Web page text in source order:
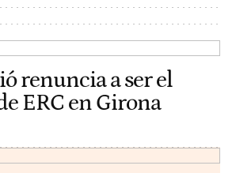
renuncia a ser el
ERC en Girona